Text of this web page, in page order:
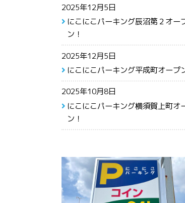
2025年12月5日
にこにこパーキング辰沼第２オー
ン！
2025年12月5日
にこにこパーキング平成町オープ
2025年10月8日
にこにこパーキング横須賀上町オ
ン！